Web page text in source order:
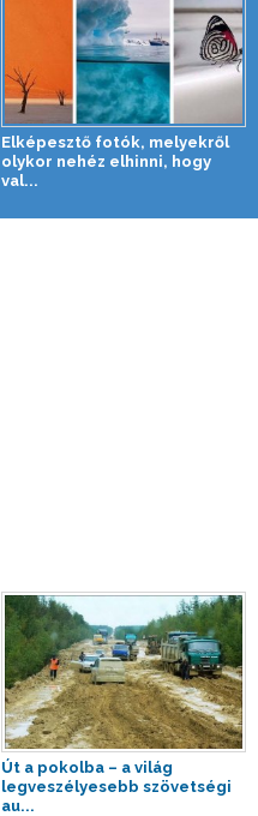
Elképesztő fotók, melyekről
olykor nehéz elhinni, hogy
val...
Út a pokolba – a világ
legveszélyesebb szövetségi
au...